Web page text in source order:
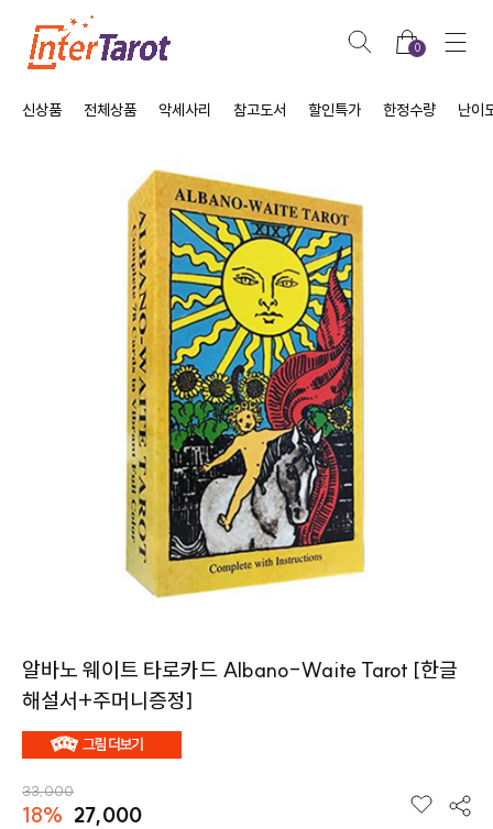
0
신상품 전체상품 악세사리 참고도서 할인특가 한정수량 난이
알바노 웨이트 타로카드 Albano-Waite Tarot [한글
해설서+주머니증정]
33,000
18% 27,000